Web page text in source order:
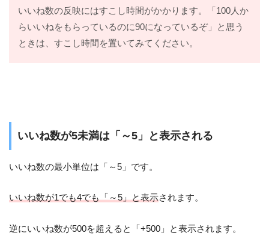
いいね数の反映にはすこし時間がかかります。「100人か
らいいねをもらっているのに90になっているぞ」と思う
ときは、すこし時間を置いてみてください。
いいね数が5未満は「～5」と表示される
いいね数の最小単位は「～5」です。
いいね数が1でも4でも「～5」と表示されます。
逆にいいね数が500を超えると「+500」と表示されます。